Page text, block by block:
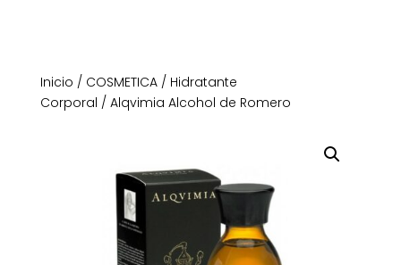
Inicio / COSMETICA/ Hidratante
Corporal / Alqvimia Alcohol de Romero